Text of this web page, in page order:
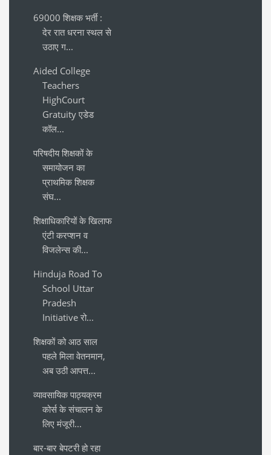
69000 शिक्षक भर्ती :
देर रात धरना स्थल से
उठाए ग...
Aided College
Teachers
HighCourt
Gratuity एडेड
कॉल...
परिषदीय शिक्षकों के
समायोजन का
प्राथमिक शिक्षक
संघ...
शिक्षाधिकारियों के खिलाफ
एंटी करप्शन व
विजलेन्स की...
Hinduja Road To
School Uttar
Pradesh
Initiative रो...
शिक्षकों को आठ साल
पहले मिला वेतनमान,
अब उठी आपत्त...
व्यावसायिक पाठ्यक्रम
कोर्स के संचालन के
लिए मंजूरी...
बार-बार बेपटरी हो रहा